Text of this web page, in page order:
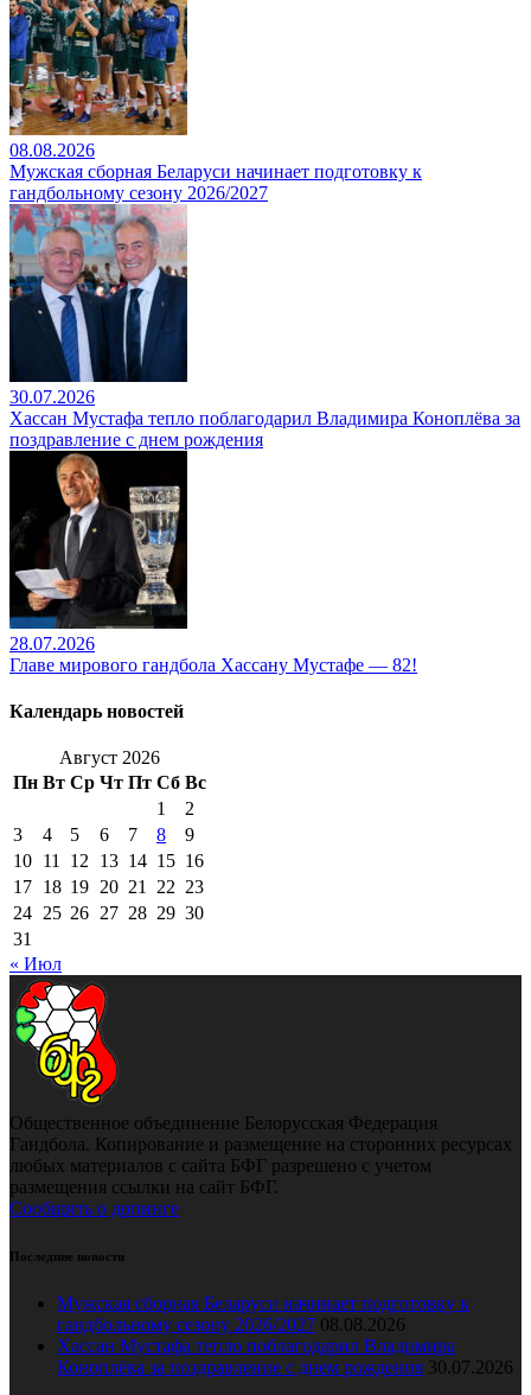
08.08.2026
Мужская сборная Беларуси начинает подготовку к
гандбольному сезону 2026/2027
30.07.2026
Хассан Мустафа тепло поблагодарил Владимира Коноплёва за
поздравление с днем рождения
28.07.2026
Главе мирового гандбола Хассану Мустафе — 82!
Календарь новостей
Август 2026
Пн Вт Ср Чт Пт Сб Вс
1
2
3
4 5 6 7 8
9
10 11 12 13 14 15 16
17 18 19 20 21 22 23
24 25 26 27 28 29 30
31
« Июл
Общественное объединение Белорусская Федерация
Гандбола. Копирование и размещение на сторонних ресурсах
любых материалов с сайта БФГ разрешено с учетом
размещения ссылки на сайт БФГ.
Сообщить о допинге
Последние новости
Мужская сборная Беларуси начинает подготовку к
гандбольному сезону 2026/2027 08.08.2026
Хассан Мустафа тепло поблагодарил Владимира
Коноплёва за поздравление с днем рождения 30.07.2026